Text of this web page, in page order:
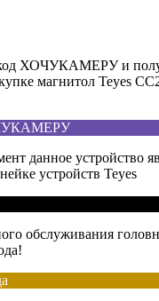
ХОЧУКАМЕРУ и
магнитол Teyes
данное устройство
устройств Teyes
обслуживания